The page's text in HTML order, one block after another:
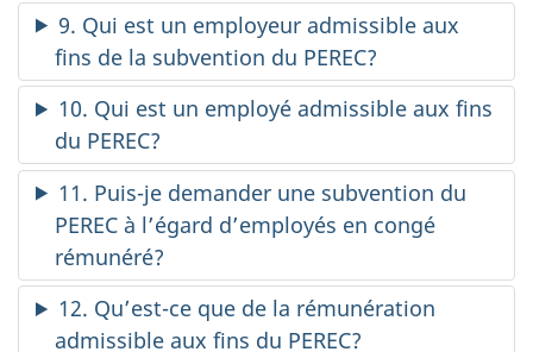
9. Qui est un employeur admissible aux
fins de la subvention du PEREC?
10. Qui est un employé admissible aux fins
du PEREC?
11. Puis-je demander une subvention du
PEREC à l’égard d’employés en congé
rémunéré?
12. Qu’est-ce que de la rémunération
admissible aux fins du PEREC?